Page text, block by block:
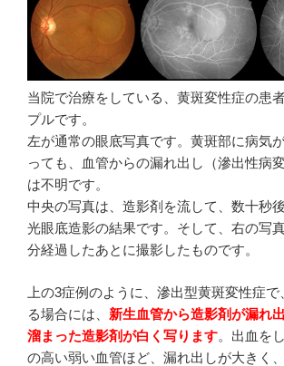
当院で治療をしている、黄斑変性症の患
プルです。
左が通常の眼底写真です。黄斑部に病気
っても、血管からの漏れ出し（滲出性病
は不明です。
中央の写真は、造影剤を流して、数十秒
光眼底造影の結果です。そして、右の写
分経過したあとに撮影したものです。
上の3症例のように、滲出型黄斑変性症
る場合には、 新生血管から造影剤が漏れ
溜まった造影剤が白く写ります。出血を
の高い弱い血管ほど、漏れ出しが大きく